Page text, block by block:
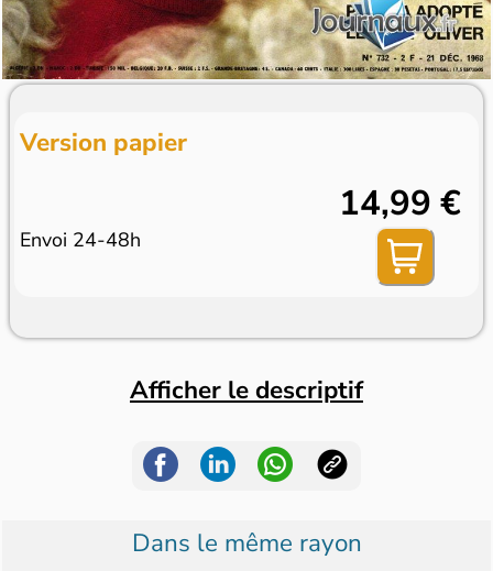
Version papier
Envoi 24-48h
14,99 €
Afficher le descriptif
Dans le même rayon